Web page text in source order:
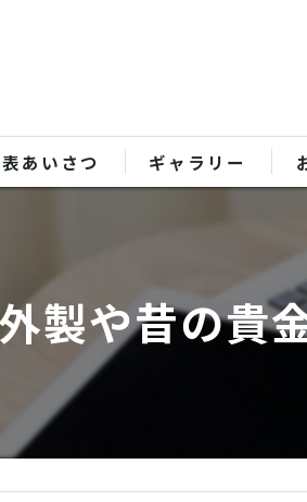
あいさつ ギャラリー
製や昔の貴